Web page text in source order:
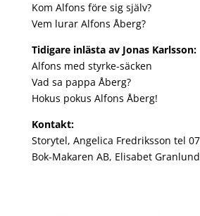
Kom Alfons före sig själv?
Vem lurar Alfons Åberg?
Tidigare inlästa av Jonas Karlsson:
Alfons med styrke-säcken
Vad sa pappa Åberg?
Hokus pokus Alfons Åberg!
Kontakt:
Storytel, Angelica Fredriksson tel
Bok-Makaren AB, Elisabet